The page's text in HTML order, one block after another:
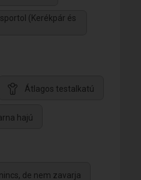
(Kerékpár és
Átlagos testalkatú
hajú
de nem zavarja